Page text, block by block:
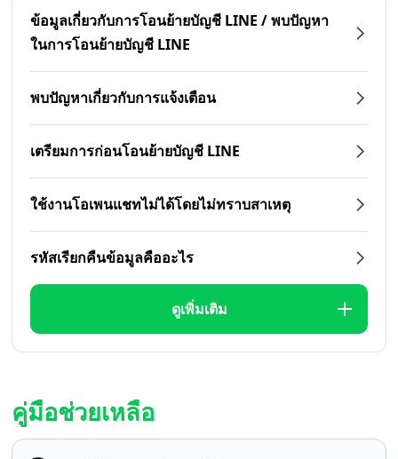
ข้อมูลเกี่ยวกับการโอนย้ายบัญชี LINE / พบปัญหา
ในการโอนย้ายบัญชี LINE
พบปัญหาเกี่ยวกับการแจ้งเตือน
เตรียมการก่อนโอนย้ายบัญชี LINE
ใช้งานโอเพนแชทไม่ได้โดยไม่ทราบสาเหตุ
รหัสเรียกคืนข้อมูลคืออะไร
ดูเพิ่มเติม
คู่มือช่วยเหลือ